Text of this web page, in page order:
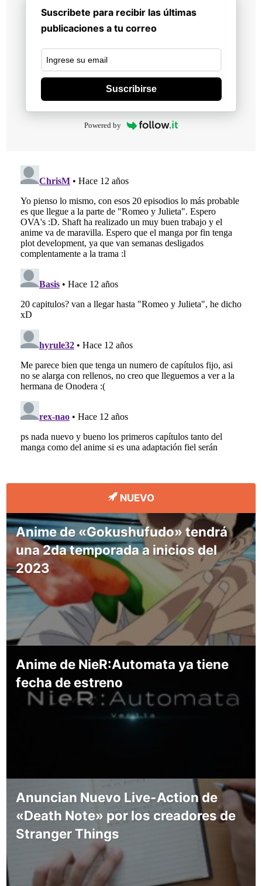
Suscribete para recibir las últimas
publicaciones a tu correo
Suscribirse
Powered by
NUEVO
Anime de «Gokushufudo» tendrá
una 2da temporada a inicios del
2023
Anime de NieR:Automata ya tiene
fecha de estreno
Anuncian Nuevo Live-Action de
«Death Note» por los creadores de
Stranger Things